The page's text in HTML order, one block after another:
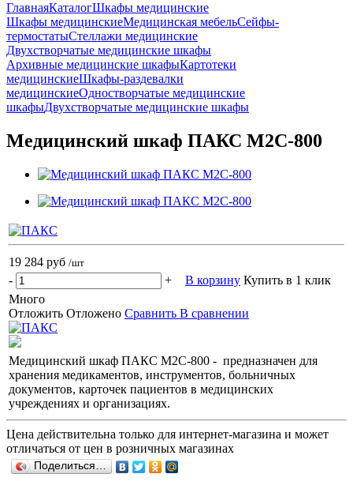
ГлавнаяКаталогШкафы медицинские
Шкафы медицинскиеМедицинская мебельСейфы-
термостатыСтеллажи медицинские
Двухстворчатые медицинские шкафы
Архивные медицинские шкафыКартотеки
медицинскиеШкафы-раздевалки
медицинскиеОдностворчатые медицинские
шкафыДвухстворчатые медицинские шкафы
Медицинский шкаф ПАКС М2С-800
19 284 руб /шт
- + В корзину Купить в 1 клик
Много
Отложить Отложено Сравнить В сравнении
Медицинский шкаф ПАКС М2С-800 - предназначен для
хранения медикаментов, инструментов, больничных
документов, карточек пациентов в медицинских
учреждениях и организациях.
Цена действительна только для интернет-магазина и может
отличаться от цен в розничных магазинах
Поделиться…